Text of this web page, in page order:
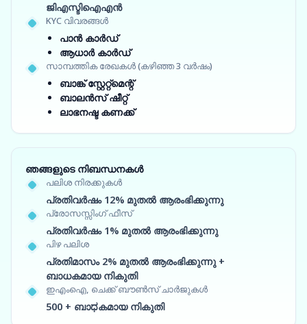
ജിഎസ്ടിഐഎൻ
KYC വിവരങ്ങൾ
പാൻ കാർഡ്
ആധാർ കാർഡ്
സാമ്പത്തിക രേഖകൾ (കഴിഞ്ഞ 3 വർഷം)
ബാങ്ക് സ്റ്റേറ്റ്‌മെന്റ്
ബാലൻസ് ഷീറ്റ്
ലാഭനഷ്ട കണക്ക്
ഞങ്ങളുടെ നിബന്ധനകൾ
പലിശ നിരക്കുകൾ
പ്രതിവർഷം 12% മുതൽ ആരംഭിക്കുന്നു
പ്രോസസ്സിംഗ് ഫീസ്
പ്രതിവർഷം 1% മുതൽ ആരംഭിക്കുന്നു
പിഴ പലിശ
പ്രതിമാസം 2% മുതൽ ആരംഭിക്കുന്നു +
ബാധകമായ നികുതി
ഇഎംഐ, ചെക്ക് ബൗൺസ് ചാർജുകൾ
500 + ബാಧകമായ നികുതി